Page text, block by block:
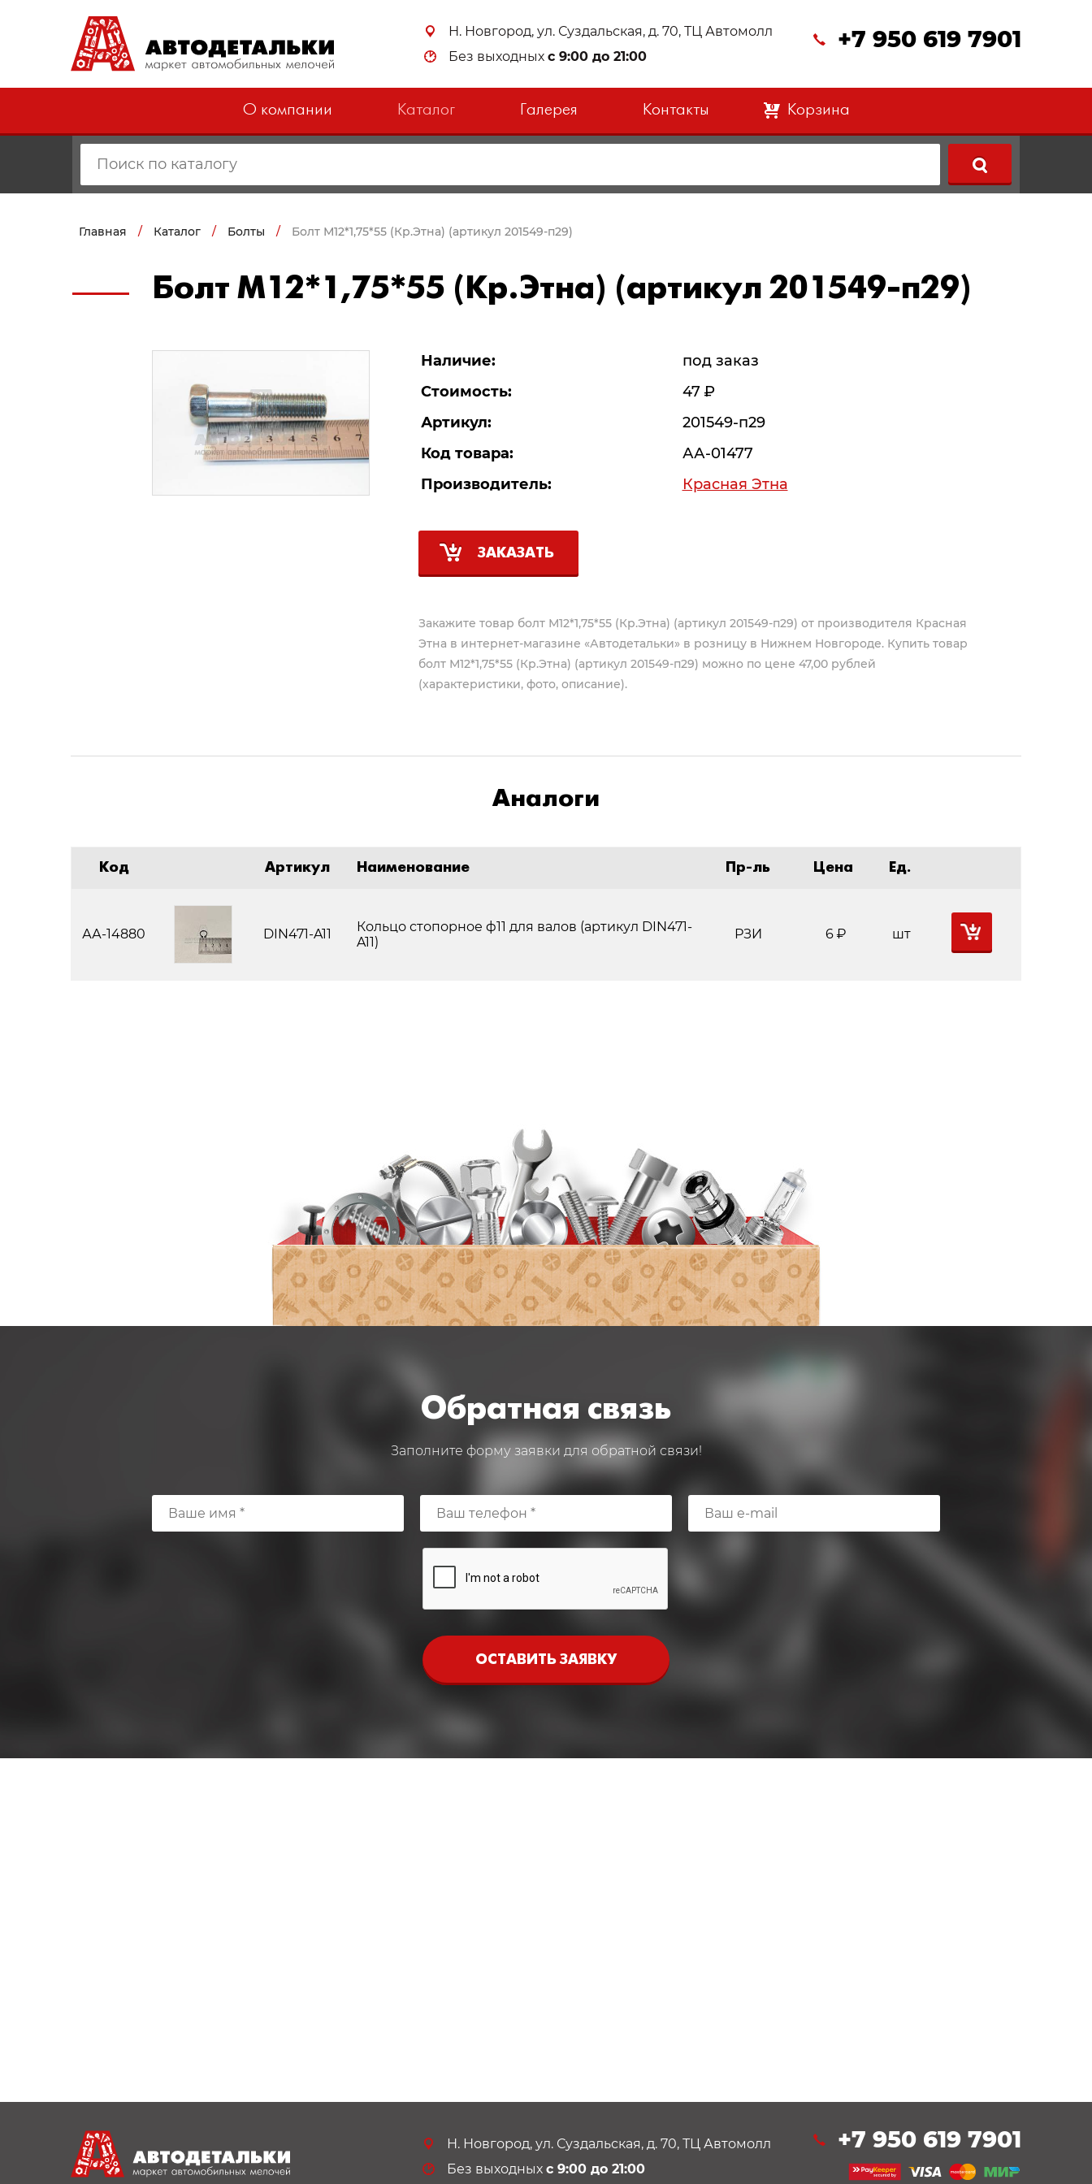
Н. Новгород, ул. Суздальская, д. 70, ТЦ Автомолл
Без выходных с 9:00 до 21:00
+7 950 619 7901
О компании Каталог Галерея Контакты 0 Корзина
Главная / Каталог / Болты / Болт М12*1,75*55 (Кр.Этна) (артикул 201549-п29)
Болт М12*1,75*55 (Кр.Этна) (артикул 201549-п29)
Наличие:
под заказ
Стоимость:
47 Р
Артикул:
201549-п29
Код товара:
АА-01477
Производитель:
Красная Этна
ЗАКАЗАТЬ
Закажите товар болт М12*1,75*55 (Кр.Этна) (артикул 201549-п29) от производителя Красная
Этна в интернет-магазине «Автодетальки» в розницу в Нижнем Новгороде. Купить товар
болт М12*1,75*55 (Кр.Этна) (артикул 201549-п29) можно по цене 47,00 рублей
(характеристики, фото, описание).
Аналоги
Код Артикул Наименование Пр-ль Цена Ед.
АА-14880 DIN471-A11
Кольцо стопорное ф11 для валов (артикул DIN471-
A11)
РЗИ 6Р шт
Обратная связь
Заполните форму заявки для обратной связи!
ОСТАВИТЬ ЗАЯВКУ
Н. Новгород, ул. Суздальская, д. 70, ТЦ Автомолл
Без выходных с 9:00 до 21:00
+7 950 619 7901